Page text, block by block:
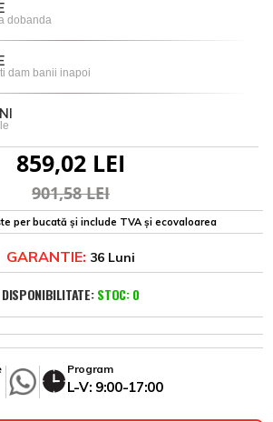
dobanda
dam banii inapoi
859,02 LEI
901,58 LEI
per bucată și include TVA și ecovaloarea
GARANTIE: 36 Luni
DISPONIBILITATE: STOC: 0
Program
L-V: 9:00-17:00